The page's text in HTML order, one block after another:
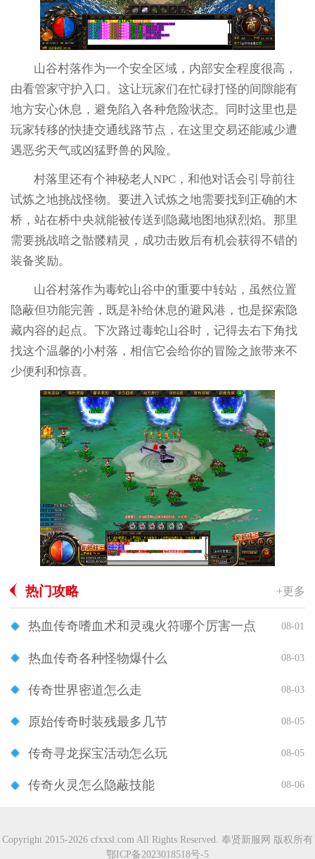
山谷村落作为一个安全区域，内部安全程度很高，
由看管家守护入口。这让玩家们在忙碌打怪的间隙能有
地方安心休息，避免陷入各种危险状态。同时这里也是
玩家转移的快捷交通线路节点，在这里交易还能减少遭
遇恶劣天气或凶猛野兽的风险。
村落里还有个神秘老人NPC，和他对话会引导前往
试炼之地挑战怪物。要进入试炼之地需要找到正确的木
桥，站在桥中央就能被传送到隐藏地图地狱烈焰。那里
需要挑战暗之骷髅精灵，成功击败后有机会获得不错的
装备奖励。
山谷村落作为毒蛇山谷中的重要中转站，虽然位置
隐蔽但功能完善，既是补给休息的避风港，也是探索隐
藏内容的起点。下次路过毒蛇山谷时，记得去右下角找
找这个温馨的小村落，相信它会给你的冒险之旅带来不
少便利和惊喜。
热门攻略 +更多
热血传奇嗜血术和灵魂火符哪个厉害一点 08-01
热血传奇各种怪物爆什么 08-03
传奇世界密道怎么走 08-03
原始传奇时装残最多几节 08-05
传奇寻龙探宝活动怎么玩 08-05
传奇火灵怎么隐蔽技能 08-06
Copyright 2015-2026 cfxxsl.com All Rights Reserved. 奉贤新服网 版权所有
鄂ICP备2023018518号-5